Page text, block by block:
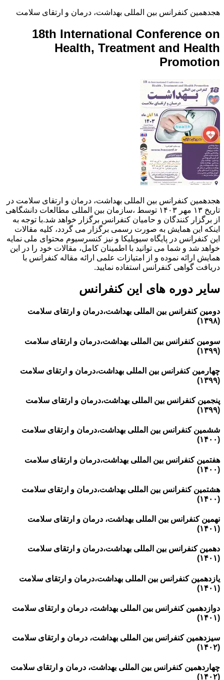
هجدهمین کنفرانس بین المللی بهداشت، درمان و ارتقای سلامت
18th International Conference on
Health, Treatment and Health
Promotion
هجدهمین کنفرانس بین المللی بهداشت، درمان و ارتقای سلامت در
تاریخ ۱۳ مهر ۱۴۰۳ توسط ،سازمان بین المللی مطالعات دانشگاهی
از برگزار کنندگان و حامیان کنفرانس برگزار خواهد شد.با توجه به
اینکه این همایش به صورت رسمی برگزار می گردد، کلیه مقالات
این کنفرانس در پایگاه سیویلیکا و نیز کنسرسیوم محتوای ملی نمایه
خواهد شد و شما می توانید با اطمینان کامل، مقالات خود را در این
همایش ارائه نموده و از امتیازات علمی ارائه مقاله کنفرانس با
دریافت گواهی کنفرانس استفاده نمایید.
سایر دوره های این کنفرانس
دومین کنفرانس بین المللی بهداشت،درمان و ارتقای سلامت
(۱۳۹۸)
سومین کنفرانس بین المللی بهداشت،درمان و ارتقای سلامت
(۱۳۹۹)
چهارمین کنفرانس بین المللی بهداشت،درمان و ارتقای سلامت
(۱۳۹۹)
پنجمین کنفرانس بین المللی بهداشت،درمان و ارتقای سلامت
(۱۳۹۹)
ششمین کنفرانس بین المللی بهداشت،درمان و ارتقای سلامت
(۱۴۰۰)
هفتمین کنفرانس بین المللی بهداشت،درمان و ارتقای سلامت
(۱۴۰۰)
هشتمین کنفرانس بین المللی بهداشت،درمان و ارتقای سلامت
(۱۴۰۰)
نهمین کنفرانس بین المللی بهداشت، درمان و ارتقای سلامت
(۱۴۰۱)
دهمین کنفرانس بین المللی بهداشت،درمان و ارتقای سلامت
(۱۴۰۱)
یازدهمین کنفرانس بین المللی بهداشت،درمان و ارتقای سلامت
(۱۴۰۱)
دوازدهمین کنفرانس بین المللی بهداشت، درمان و ارتقای سلامت
(۱۴۰۱)
سیزدهمین کنفرانس بین المللی بهداشت، درمان و ارتقای سلامت
(۱۴۰۲)
چهاردهمین کنفرانس بین المللی بهداشت، درمان و ارتقای سلامت
(۱۴۰۲)